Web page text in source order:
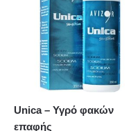
Unica – Υγρό φακών
επαφής